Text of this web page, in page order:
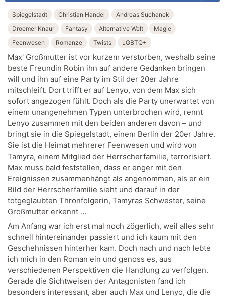
Spiegelstadt Christian Handel
Andreas Suchanek
Droemer Knaur
Fantasy Alternative Welt
Magie
Feenwesen
Romanze Twists LGBTQ+
Max' Großmutter ist vor kurzem verstorben, weshalb seine
beste Freundin Robin ihn auf andere Gedanken bringen
will und ihn auf eine Party im Stil der 20er Jahre
mitschleift. Dort trifft er auf Lenyo, von dem Max sich
sofort angezogen fühlt. Doch als die Party unerwartet von
einem unangenehmen Typen unterbrochen wird, rennt
Lenyo zusammen mit den beiden anderen davon – und
bringt sie in die Spiegelstadt, einem Berlin der 20er Jahre.
Sie ist die Heimat mehrerer Feenwesen und wird von
Tamyra, einem Mitglied der Herrscherfamilie, terrorisiert.
Max muss bald feststellen, dass er enger mit den
Ereignissen zusammenhängt als angenommen, als er ein
Bild der Herrscherfamilie sieht und darauf in der
totgeglaubten Thronfolgerin, Tamyras Schwester, seine
Großmutter erkennt …
Am Anfang war ich erst mal noch zögerlich, weil alles sehr
schnell hintereinander passiert und ich kaum mit den
Geschehnissen hinterher kam. Doch nach und nach lebte
ich mich in den Roman ein und genoss es, aus
verschiedenen Perspektiven die Handlung zu verfolgen.
Gerade die Sichtweisen der Antagonisten fand ich
besonders interessant, aber auch Max und Lenyo, die die